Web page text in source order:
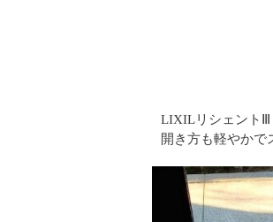
LIXILリシェント
開き方も軽やかで